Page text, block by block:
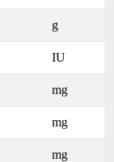
g
IU
mg
mg
mg